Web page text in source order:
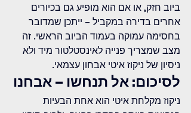
ביוב חזק, או אם הוא מופיע גם בכיורים
אחרים בדירה במקביל – ייתכן שמדובר
בחסימה עמוקה בעמוד הביוב הראשי. זה
מצב שמצריך פנייה לאינסטלטור מיד ולא
ניסיון של ניקוז איטי אבחון עצמאי.
לסיכום: אל תנחשו – אבחנו
ניקוז מקלחת איטי הוא אחת הבעיות